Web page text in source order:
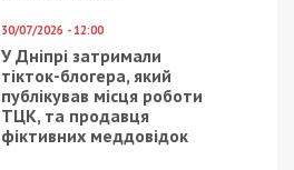
30/07/2026 - 12:00
У Дніпрі затримали
тікток-блогера, який
публікував місця роботи
ТЦК, та продавця
фіктивних меддовідок